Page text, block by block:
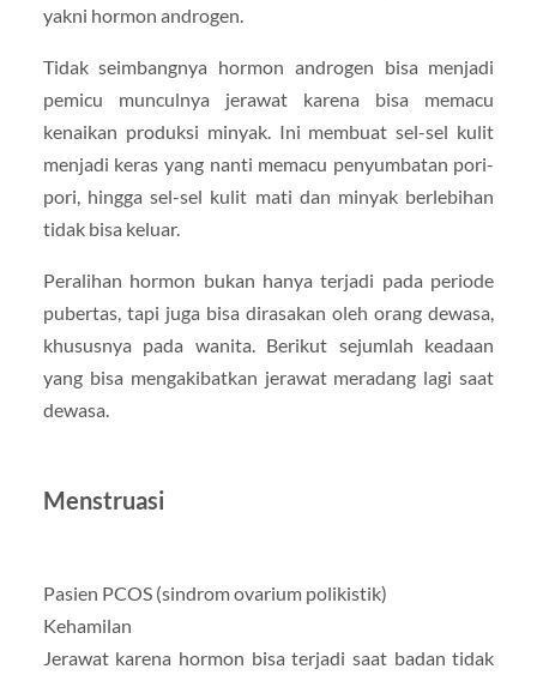
yakni hormon androgen.
Tidak seimbangnya hormon androgen bisa menjadi
pemicu munculnya jerawat karena bisa memacu
kenaikan produksi minyak. Ini membuat sel-sel kulit
menjadi keras yang nanti memacu penyumbatan pori-
pori, hingga sel-sel kulit mati dan minyak berlebihan
tidak bisa keluar.
Peralihan hormon bukan hanya terjadi pada periode
pubertas, tapi juga bisa dirasakan oleh orang dewasa,
khususnya pada wanita. Berikut sejumlah keadaan
yang bisa mengakibatkan jerawat meradang lagi saat
dewasa.
Menstruasi
Pasien PCOS (sindrom ovarium polikistik)
Kehamilan
Jerawat karena hormon bisa terjadi saat badan tidak